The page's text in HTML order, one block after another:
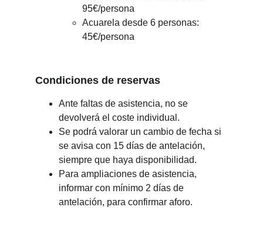
Condiciones de reservas
Ante faltas de asistencia, no se
devolverá el coste individual.
Se podrá valorar un cambio de fecha si
se avisa con 15 días de antelación,
siempre que haya disponibilidad.
Para ampliaciones de asistencia,
informar con mínimo 2 días de
antelación, para confirmar aforo.
95€/persona
Acuarela desde 6 personas:
45€/persona